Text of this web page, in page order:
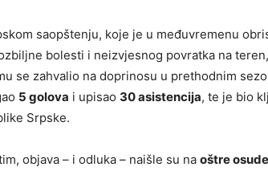
saopštenju, koje je u međuvremenu
bolesti i neizvjesnog povratka na
se zahvalio na doprinosu u prethodnim
5 golova i upisao 30 asistencija, te je bio
Srpske.
objava – i odluka – naišle su na oštre